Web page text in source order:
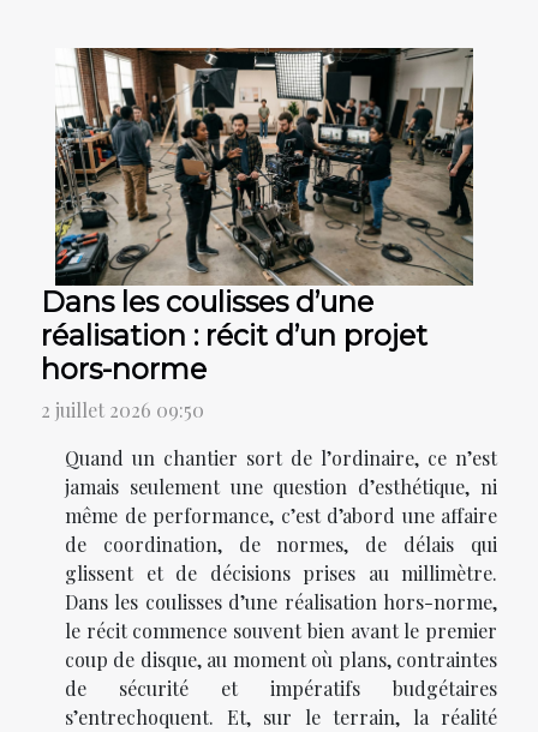
Dans les coulisses d’une
réalisation : récit d’un projet
hors-norme
2 juillet 2026 09:50
Quand un chantier sort de l’ordinaire, ce n’est
jamais seulement une question d’esthétique, ni
même de performance, c’est d’abord une affaire
de coordination, de normes, de délais qui
glissent et de décisions prises au millimètre.
Dans les coulisses d’une réalisation hors-norme,
le récit commence souvent bien avant le premier
coup de disque, au moment où plans, contraintes
de sécurité et impératifs budgétaires
s’entrechoquent. Et, sur le terrain, la réalité